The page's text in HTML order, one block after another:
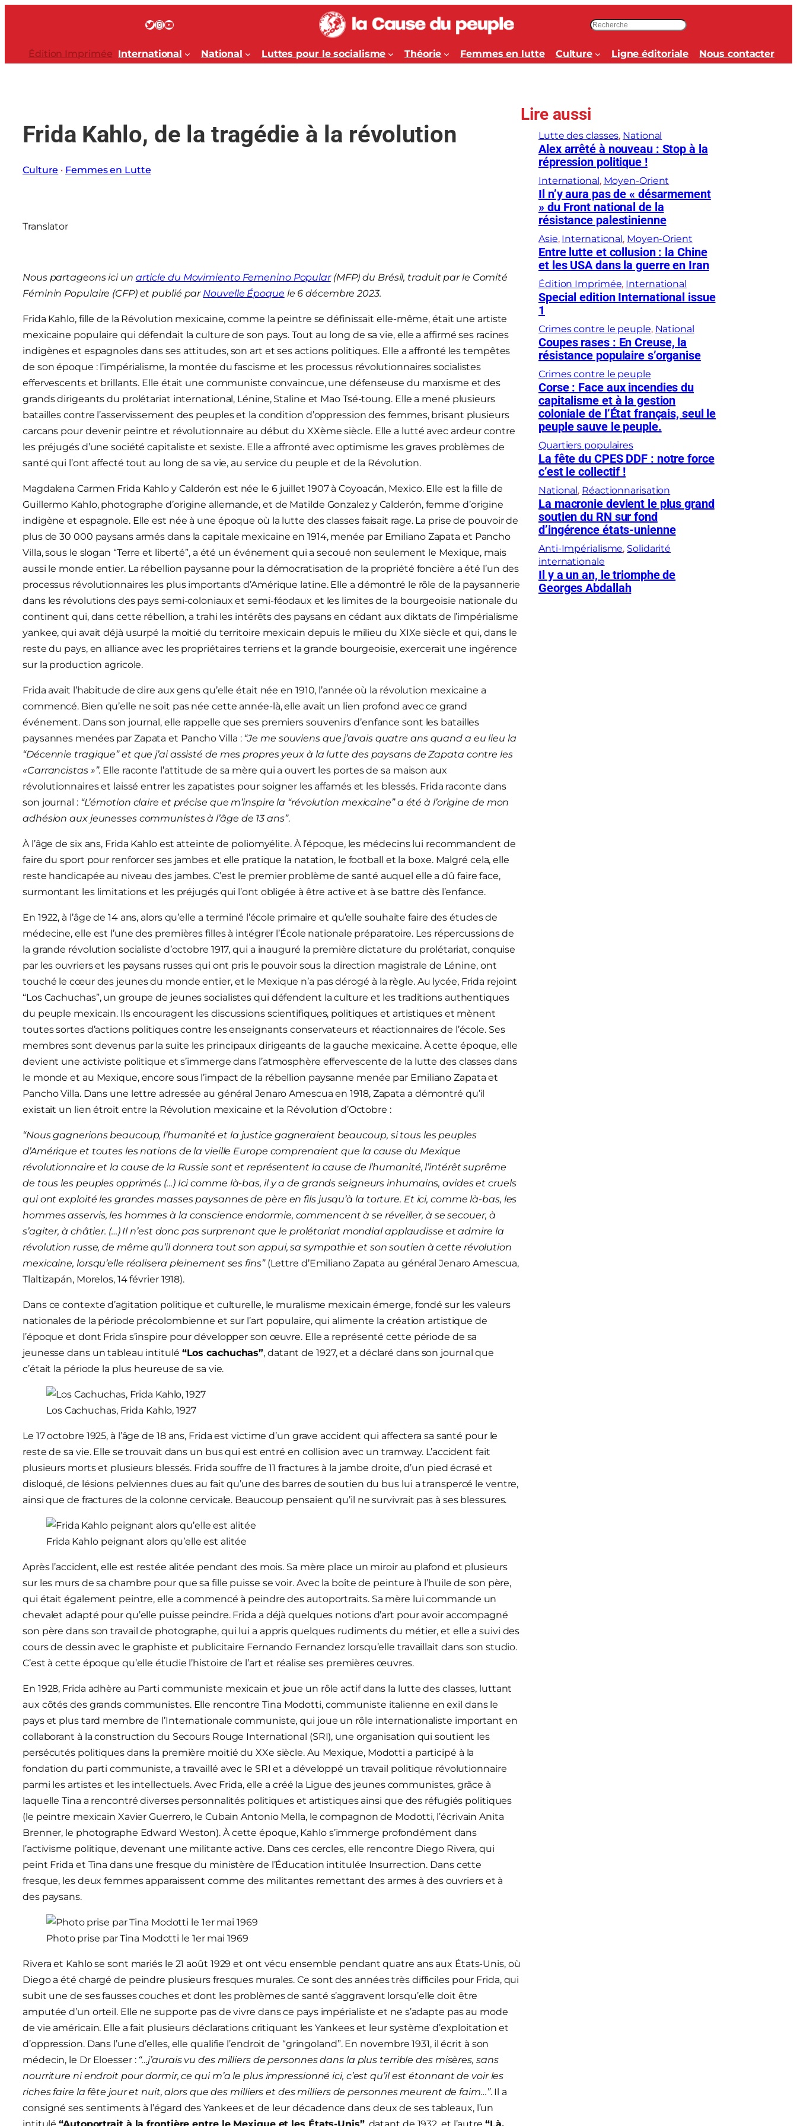
Twitter InstagramYouTube
c
h
h
r
Édition Imprimée International National Luttes pour le socialisme Théorie Femmes en lutte Culture Ligne éditoriale Nous contacter
Frida Kahlo, de la tragédie à la révolution
Culture · Femmes en Lutte
Translator
Nous partageons ici un article du Movimiento Femenino Popular(MFP) du Brésil, traduit par le Comité
Féminin Populaire (CFP) et publié par Nouvelle Époque le 6 décembre 2023.
Frida Kahlo, fille de la Révolution mexicaine, comme la peintre se définissait elle-même, était une artiste
mexicaine populaire qui défendait la culture de son pays. Tout au long de sa vie, elle a affirmé ses racines
indigènes et espagnoles dans ses attitudes, son art et ses actions politiques. Elle a affronté les tempêtes
de son époque : l’impérialisme, la montée du fascisme et les processus révolutionnaires socialistes
effervescents et brillants. Elle était une communiste convaincue, une défenseuse du marxisme et des
grands dirigeants du prolétariat international, Lénine, Staline et Mao Tsé-toung.Elle a mené plusieurs
batailles contre l’asservissement des peuples et la condition d’oppression des femmes, brisant plusieurs
carcans pour devenir peintre et révolutionnaire au début du XXème siècle. Elle a lutté avec ardeur contre
les préjugés d’une société capitaliste et sexiste. Elle a affronté avec optimisme les graves problèmes de
santé qui l’ont affecté tout au long de sa vie, au service du peuple et de la Révolution.
Magdalena Carmen Frida Kahlo y Calderón est née le 6 juillet 1907 à Coyoacán, Mexico. Elle est la fille de
Guillermo Kahlo, photographe d’origine allemande, et de Matilde Gonzalez y Calderón, femme d’origine
indigène et espagnole. Elle est née à une époque où la lutte des classes faisait rage. La prise de pouvoir de
plus de 30 000 paysans armés dans la capitale mexicaine en 1914, menée par Emiliano Zapata et Pancho
Villa, sous le slogan “Terre et liberté”, a été un événement qui a secoué non seulement le Mexique, mais
aussi le monde entier. La rébellion paysanne pour la démocratisation de la propriété foncière a été l’un des
processus révolutionnaires les plus importants d’Amérique latine. Elle a démontré le rôle de la paysannerie
dans les révolutions des pays semi-coloniaux et semi-féodaux et les limites de la bourgeoisie nationale du
continent qui, dans cette rébellion, a trahi les intérêts des paysans en cédant aux diktats de l’impérialisme
yankee, qui avait déjà usurpé la moitié du territoire mexicain depuis le milieu du XIXe siècle et qui, dans le
reste du pays, en alliance avec les propriétaires terriens et la grande bourgeoisie, exercerait une ingérence
sur la production agricole.
Frida avait l’habitude de dire aux gens qu’elle était née en 1910, l’année où la révolution mexicaine a
commencé. Bien qu’elle ne soit pas née cette année-là, elle avait un lien profond avec ce grand
événement. Dans son journal, elle rappelle que ses premiers souvenirs d’enfance sont les batailles
paysannes menées par Zapata et Pancho Villa : “Je me souviens que j’avais quatre ans quand a eu lieu la
“Décennie tragique” et que j’ai assisté de mes propres yeux à la lutte des paysans de Zapata contre les
«Carrancistas »”. Elle raconte l’attitude de sa mère qui a ouvert les portes de sa maison aux
révolutionnaires et laissé entrer les zapatistes pour soigner les affamés et les blessés. Frida raconte dans
son journal : “L’émotion claire et précise que m’inspire la “révolution mexicaine” a été à l’origine de mon
adhésion aux jeunesses communistes à l’âge de 13 ans”.
À l’âge de six ans, Frida Kahlo est atteinte de poliomyélite. À l’époque, les médecins lui recommandent de
faire du sport pour renforcer ses jambes et elle pratique la natation, le football et la boxe. Malgré cela, elle
reste handicapée au niveau des jambes. C’est le premier problème de santé auquel elle a dû faire face,
surmontant les limitations et les préjugés qui l’ont obligée à être active et à se battre dès l’enfance.
En 1922, à l’âge de 14 ans, alors qu’elle a terminé l’école primaire et qu’elle souhaite faire des études de
médecine, elle est l’une des premières filles à intégrer l’École nationale préparatoire. Les répercussions de
la grande révolution socialiste d’octobre 1917, qui a inauguré la première dictature du prolétariat, conquise
par les ouvriers et les paysans russes qui ont pris le pouvoir sous la direction magistrale de Lénine, ont
touché le cœur des jeunes du monde entier, et le Mexique n’a pas dérogé à la règle. Au lycée, Frida rejoint
“Los Cachuchas”, un groupe de jeunes socialistes qui défendent la culture et les traditions authentiques
du peuple mexicain. Ils encouragent les discussions scientifiques, politiques et artistiques et mènent
toutes sortes d’actions politiques contre les enseignants conservateurs et réactionnaires de l’école. Ses
membres sont devenus par la suite les principaux dirigeants de la gauche mexicaine. À cette époque, elle
devient une activiste politique et s’immerge dans l’atmosphère effervescente de la lutte des classes dans
le monde et au Mexique, encore sous l’impact de la rébellion paysanne menée par Emiliano Zapata et
Pancho Villa. Dans une lettre adressée au général Jenaro Amescua en 1918, Zapata a démontré qu’il
existait un lien étroit entre la Révolution mexicaine et la Révolution d’Octobre :
“Nous gagnerions beaucoup, l’humanité et la justice gagneraient beaucoup, si tous les peuples
d’Amérique et toutes les nations de la vieille Europe comprenaient que la cause du Mexique
révolutionnaire et la cause de la Russie sont et représentent la cause de l’humanité, l’intérêt suprême
de tous les peuples opprimés (…) Ici comme là-bas, il y a de grands seigneurs inhumains, avides et cruels
qui ont exploité les grandes masses paysannes de père en fils jusqu’à la torture. Et ici, comme là-bas, les
hommes asservis, les hommes à la conscience endormie, commencent à se réveiller, à se secouer, à
s’agiter, à châtier. (…) Il n’est donc pas surprenant que le prolétariat mondial applaudisse et admire la
révolution russe, de même qu’il donnera tout son appui, sa sympathie et son soutien à cette révolution
mexicaine, lorsqu’elle réalisera pleinement ses fins” (Lettre d’Emiliano Zapata au général Jenaro Amescua,
Tlaltizapán, Morelos, 14 février 1918).
Dans ce contexte d’agitation politique et culturelle, le muralisme mexicain émerge, fondé sur les valeurs
nationales de la période précolombienne et sur l’art populaire, qui alimente la création artistique de
l’époque et dont Frida s’inspire pour développer son œuvre. Elle a représenté cette période de sa
jeunesse dans un tableau intitulé “Los cachuchas”, datant de 1927, et a déclaré dans son journal que
c’était la période la plus heureuse de sa vie.
Los Cachuchas, Frida Kahlo, 1927
Le 17 octobre 1925, à l’âge de 18 ans, Frida est victime d’un grave accident qui affectera sa santé pour le
reste de sa vie. Elle se trouvait dans un bus qui est entré en collision avec un tramway. L’accident fait
plusieurs morts et plusieurs blessés. Frida souffre de 11 fractures à la jambe droite, d’un pied écrasé et
disloqué, de lésions pelviennes dues au fait qu’une des barres de soutien du bus lui a transpercé le ventre,
ainsi que de fractures de la colonne cervicale. Beaucoup pensaient qu’il ne survivrait pas à ses blessures.
Frida Kahlo peignant alors qu’elle est alitée
Après l’accident, elle est restée alitée pendant des mois. Sa mère place un miroir au plafond et plusieurs
sur les murs de sa chambre pour que sa fille puisse se voir. Avec la boîte de peinture à l’huile de son père,
qui était également peintre, elle a commencé à peindre des autoportraits. Sa mère lui commande un
chevalet adapté pour qu’elle puisse peindre. Frida a déjà quelques notions d’art pour avoir accompagné
son père dans son travail de photographe, qui lui a appris quelques rudiments du métier, et elle a suivi des
cours de dessin avec le graphiste et publicitaire Fernando Fernandez lorsqu’elle travaillait dans son studio.
C’est à cette époque qu’elle étudie l’histoire de l’art et réalise ses premières œuvres.
En 1928, Frida adhère au Parti communiste mexicain et joue un rôle actif dans la lutte des classes, luttant
aux côtés des grands communistes. Elle rencontre Tina Modotti, communiste italienne en exil dans le
pays et plus tard membre de l’Internationale communiste, qui joue un rôle internationaliste important en
collaborant à la construction du Secours Rouge International (SRI), une organisation qui soutient les
persécutés politiques dans la première moitié du XXe siècle. Au Mexique, Modotti a participé à la
fondation du parti communiste, a travaillé avec le SRI et a développé un travail politique révolutionnaire
parmi les artistes et les intellectuels. Avec Frida, elle a créé la Ligue des jeunes communistes, grâce à
laquelle Tina a rencontré diverses personnalités politiques et artistiques ainsi que des réfugiés politiques
(le peintre mexicain Xavier Guerrero, le Cubain Antonio Mella, le compagnon de Modotti, l’écrivain Anita
Brenner, le photographe Edward Weston). À cette époque, Kahlo s’immerge profondément dans
l’activisme politique, devenant une militante active. Dans ces cercles, elle rencontre Diego Rivera, qui
peint Frida et Tina dans une fresque du ministère de l’Éducation intitulée Insurrection. Dans cette
fresque, les deux femmes apparaissent comme des militantes remettant des armes à des ouvriers et à
des paysans.
Photo prise par Tina Modotti le 1er mai 1969
Rivera et Kahlo se sont mariés le 21 août 1929 et ont vécu ensemble pendant quatre ans aux États-Unis, où
Diego a été chargé de peindre plusieurs fresques murales. Ce sont des années très difficiles pour Frida, qui
subit une de ses fausses couches et dont les problèmes de santé s’aggravent lorsqu’elle doit être
amputée d’un orteil. Elle ne supporte pas de vivre dans ce pays impérialiste et ne s’adapte pas au mode
de vie américain. Elle a fait plusieurs déclarations critiquant les Yankees et leur système d’exploitation et
d’oppression. Dans l’une d’elles, elle qualifie l’endroit de “gringoland”. En novembre 1931, il écrit à son
médecin, le Dr Eloesser :“…j’aurais vu des milliers de personnes dans la plus terrible des misères, sans
nourriture ni endroit pour dormir, ce qui m’a le plus impressionné ici, c’est qu’il est étonnant de voir les
riches faire la fête jour et nuit, alors que des milliers et des milliers de personnes meurent de faim…”. Il a
consigné ses sentiments à l’égard des Yankees et de leur décadence dans deux de ses tableaux, l’un
intitulé“Autoportrait à la frontière entre le Mexique et les États-Unis”, datant de 1932, et l’autre “Là,
Lire aussi
Lutte des classes, National
Alex arrêté à nouveau : Stop à la
répression politique !
International, Moyen-Orient
Il n’y aura pas de « désarmement
» du Front national de la
résistance palestinienne
Asie, International, Moyen-Orient
Entre lutte et collusion : la Chine
et les USA dans la guerre en Iran
Édition Imprimée, International
Special edition International issue
1
Crimes contre le peuple, National
Coupes rases : En Creuse, la
résistance populaire s’organise
Crimes contre le peuple
Corse : Face aux incendies du
capitalisme et à la gestion
coloniale de l’État français, seul le
peuple sauve le peuple.
Quartiers populaires
La fête du CPES DDF : notre force
c’est le collectif !
National, Réactionnarisation
La macronie devient le plus grand
soutien du RN sur fond
d’ingérence états-unienne
Anti-Impérialisme, Solidarité
internationale
Il y a un an, le triomphe de
Georges Abdallah